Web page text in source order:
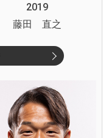
2019
藤田 直之